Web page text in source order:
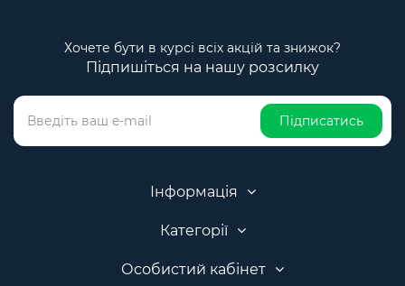
Хочете бути в курсі всіх акцій та знижок?
Підпишіться на нашу розсилку
Підписатись
Інформація
Категорії
Особистий кабінет